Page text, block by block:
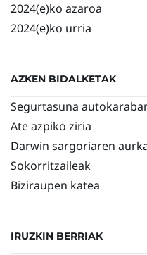
2024(e)ko azaroa
2024(e)ko urria
AZKEN BIDALKETAK
Segurtasuna
Ate azpiko ziria
Darwin sargoriaren
Sokorritzaileak
Biziraupen katea
IRUZKIN BERRIAK